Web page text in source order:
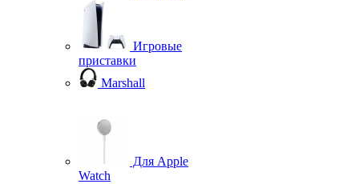
Игровые
приставки
Marshall
Для Apple
Watch